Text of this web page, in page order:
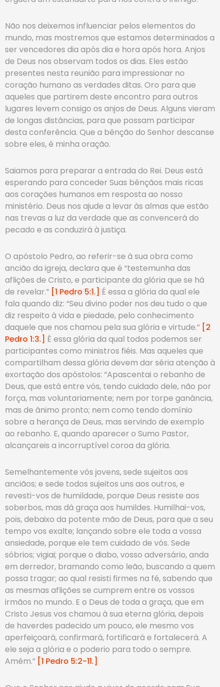
Não nos deixemos influenciar pelos elementos do
mundo, mas mostremos que estamos determinados a
ser vencedores dia após dia e hora após hora. Anjos
de Deus nos observam todos os dias. Eles estão
presentes nesta reunião para impressionar no
coração humano as verdades ditas. Oro para que
aqueles que partirem deste encontro para outros
lugares levem consigo os anjos de Deus. Alguns vieram
de longas distâncias, para que possam participar
desta conferência. Que a bênção do Senhor descanse
sobre eles, é minha oração.
Saiamos para preparar a entrada do Rei. Deus está
esperando para conceder Suas bênçãos mais ricas
aos corações humanos em resposta ao nosso
ministério. Deus nos ajude a levar às almas que estão
nas trevas a luz da verdade que as convencerá do
pecado e as conduzirá à justiça.
O apóstolo Pedro, ao referir-se à sua obra como
ancião da igreja, declara que é “testemunha das
aflições de Cristo, e participante da glória que se há
de revelar.” [1 Pedro 5:1.] É essa a glória da qual ele
fala quando diz: “Seu divino poder nos deu tudo o que
diz respeito à vida e piedade, pelo conhecimento
daquele que nos chamou pela sua glória e virtude.” [2
Pedro 1:3.] É essa glória da qual todos podemos ser
participantes como ministros fiéis. Mas aqueles que
compartilham dessa glória devem dar séria atenção à
exortação dos apóstolos: “Apascentai o rebanho de
Deus, que está entre vós, tendo cuidado dele, não por
força, mas voluntariamente; nem por torpe ganância,
mas de ânimo pronto; nem como tendo domínio
sobre a herança de Deus, mas servindo de exemplo
ao rebanho. E, quando aparecer o Sumo Pastor,
alcançareis a incorruptível coroa da glória.
Semelhantemente vós jovens, sede sujeitos aos
anciãos; e sede todos sujeitos uns aos outros, e
revesti-vos de humildade, porque Deus resiste aos
soberbos, mas dá graça aos humildes. Humilhai-vos,
pois, debaixo da potente mão de Deus, para que a seu
tempo vos exalte; lançando sobre ele toda a vossa
ansiedade, porque ele tem cuidado de vós. Sede
sóbrios; vigiai; porque o diabo, vosso adversário, anda
em derredor, bramando como leão, buscando a quem
possa tragar; ao qual resisti firmes na fé, sabendo que
as mesmas aflições se cumprem entre os vossos
irmãos no mundo. E o Deus de toda a graça, que em
Cristo Jesus vos chamou à sua eterna glória, depois
de haverdes padecido um pouco, ele mesmo vos
aperfeiçoará, confirmará, fortificará e fortalecerá. A
ele seja a glória e o poderio para todo o sempre.
Amém.” [1 Pedro 5:2-11.]